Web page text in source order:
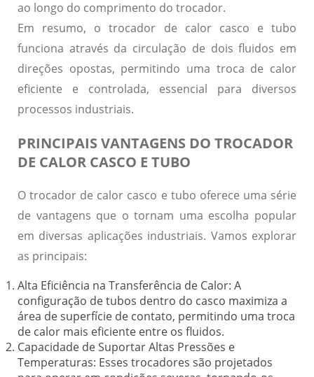
ao longo do comprimento do trocador.
Em resumo, o trocador de calor casco e tubo
funciona através da circulação de dois fluidos em
direções opostas, permitindo uma troca de calor
eficiente e controlada, essencial para diversos
processos industriais.
PRINCIPAIS VANTAGENS DO TROCADOR
DE CALOR CASCO E TUBO
Otrocador de calor casco e tubo oferece uma série
de vantagens que o tornam uma escolha popular
em diversas aplicações industriais. Vamos explorar
as principais:
Alta Eficiência na Transferência de Calor: A
configuração de tubos dentro do casco maximiza a
área de superfície de contato, permitindo uma troca
de calor mais eficiente entre os fluidos.
Capacidade de Suportar Altas Pressões e
Temperaturas: Esses trocadores são projetados